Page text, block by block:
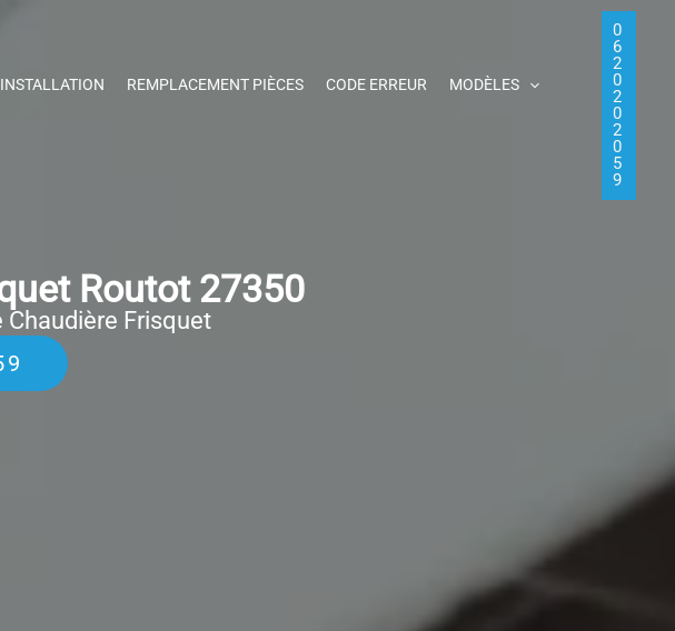
INSTALLATION REMPLACEMENT PIÈCES CODE ERREUR MODÈLES
0
6
2
0
2
0
2
0
5
9
Routot 27350
Frisquet